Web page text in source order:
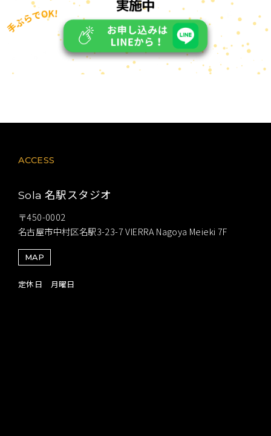
ACCESS
Sola 名駅スタジオ
〒450-0002
名古屋市中村区名駅3-23-7 VIERRA Nagoya Meieki 7F
MAP
定休日 月曜日